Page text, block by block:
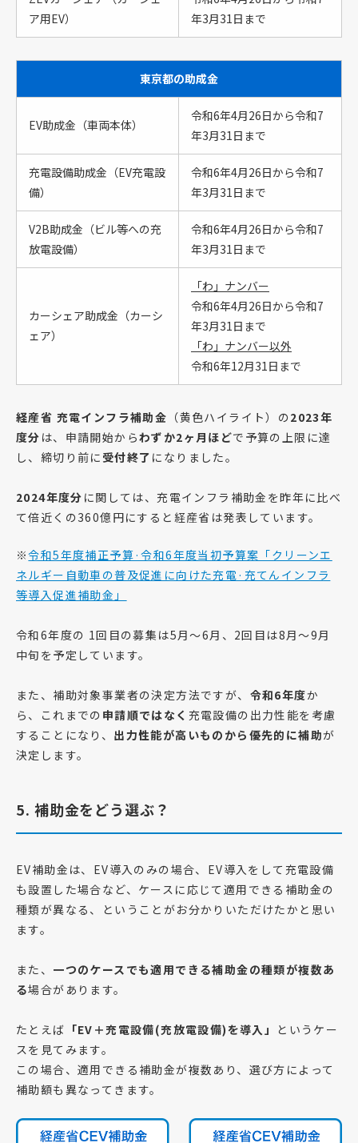
ア用EV）
年3月31日まで
東京都の助成金
EV助成金（車両本体）
令和6年4月26日から令和7
年3月31日まで
充電設備助成金（EV充電設
備）
令和6年4月26日から令和7
年3月31日まで
V2B助成金（ビル等への充
放電設備）
令和6年4月26日から令和7
年3月31日まで
カーシェア助成金（カーシ
ェア）
「わ」ナンバー
令和6年4月26日から令和7
年3月31日まで
「わ」ナンバー以外
令和6年12月31日まで
経産省 充電インフラ補助金 （黄色ハイライト）の 2023年
度分 は、申請開始からわずか2ヶ月ほどで予算の上限に達
し、締切り前に 受付終了 になりました。
2024年度分 に関しては、充電インフラ補助金を昨年に比べ
て倍近くの360億円にすると経産省は発表しています。
※令和5年度補正予算·令和6年度当初予算案「クリーンエ
ネルギー自動車の普及促進に向けた充電·充てんインフラ
等導入促進補助金」
令和6年度の 1回目の募集は5月〜6月、2回目は8月〜9月
中旬を予定しています。
また、補助対象事業者の決定方法ですが、 令和6年度か
ら、これまでの 申請順ではなく 充電設備の出力性能を考慮
することになり、 出力性能が高いものから優先的に補助が
決定します。
5. 補助金をどう選ぶ？
EV補助金は、EV導入のみの場合、EV導入をして充電設備
も設置した場合など、ケースに応じて適用できる補助金の
種類が異なる、ということがお分かりいただけたかと思い
ます。
また、 一つのケースでも適用できる補助金の種類が複数あ
る場合があります。
たとえば 「EV＋充電設備(充放電設備)を導入」 というケー
スを見てみます。
この場合、適用できる補助金が複数あり、選び方によって
補助額も異なってきます。